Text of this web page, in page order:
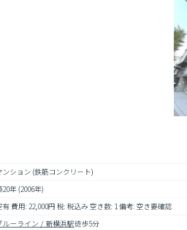
ンション (鉄筋コンクリート)
20年 (2006年)
有 費用: 22,000円 税: 税込み 空き数: 1 備考: 空き要確認
ルーライン / 新横浜駅徒歩5分